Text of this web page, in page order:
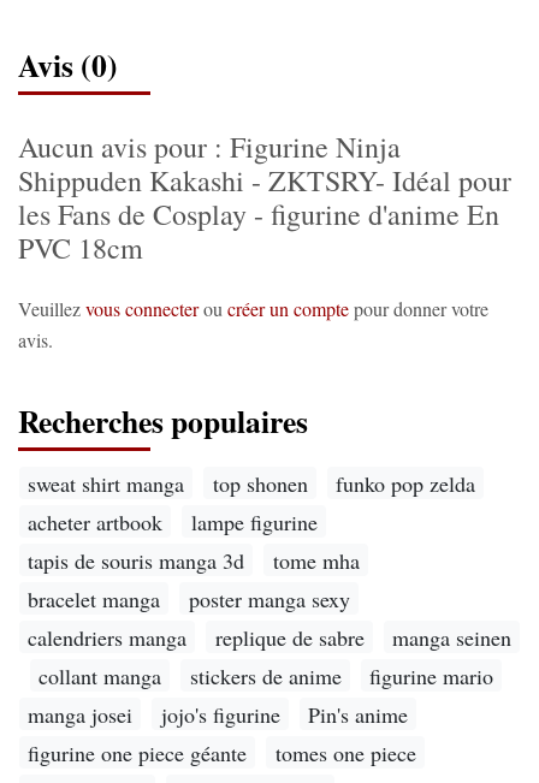
Avis (0)
Aucun avis pour : Figurine Ninja
Shippuden Kakashi - ZKTSRY- Idéal pour
les Fans de Cosplay - figurine d'anime En
PVC 18cm
Veuillezvous connecterou créer un comptepour donner votre
avis.
Recherches populaires
sweat shirt manga top shonen
funko pop zelda
acheter artbook
lampe figurine
tapis de souris manga 3d
tome mha
bracelet manga
poster manga sexy
calendriers manga
replique de sabre
manga seinen
collant manga
stickers de anime
figurine mario
manga josei
jojo's figurine
Pin's anime
figurine one piece géante
tomes one piece